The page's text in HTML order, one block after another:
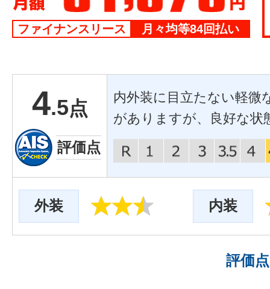
ファイナンスリース 月々均等84回払い
4.5点
評価点
内外装に目立たない軽微
がありますが、良好な状
外装 内装
評価